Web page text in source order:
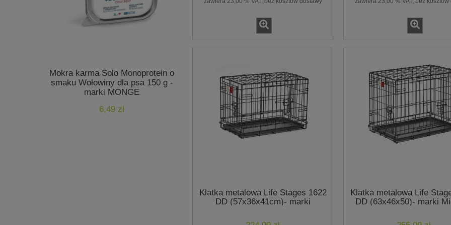
Mokra karma Solo Monoprotein o
smaku Wołowiny dla psa 150 g -
marki MONGE
6,49 zł
Mokra karma w puszce - kurczak,
indyk - 400g- marki Natural Trail
10,49 zł
Spray pobudzający i stymulujący
sierść - Coat Stimulant Spray 250
- marki Fraser Essentials
119,99 zł
do koszyka
Klatka metalowa Life Stages 1622
DD (57x36x41cm)- marki
Klatka metalowa Life
DD (63x46x50)- marki